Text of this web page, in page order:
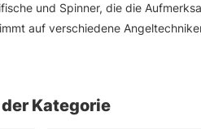
und Spinner, die die
auf verschiedene
Kategorie